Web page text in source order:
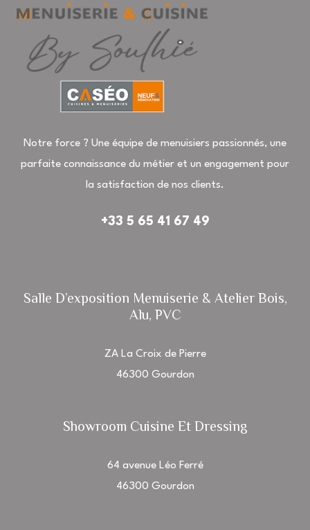
Notre force ? Une équipe de menuisiers passionnés, une
parfaite connaissance du métier et un engagement pour
la satisfaction de nos clients.
+33 5 65 41 67 49
Salle D’exposition Menuiserie & Atelier Bois,
Alu, PVC
ZA La Croix de Pierre
46300 Gourdon
Showroom Cuisine Et Dressing
64 avenue Léo Ferré
46300 Gourdon